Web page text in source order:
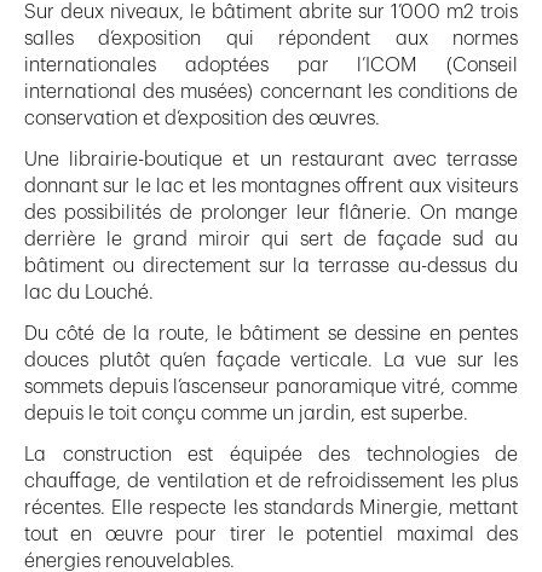
Sur deux niveaux, le bâtiment abrite sur 1’000 m2 trois
salles d’exposition qui répondent aux normes
internationales adoptées par l’ICOM (Conseil
international des musées) concernant les conditions de
conservation et d’exposition des œuvres.
Une librairie-boutique et un restaurant avec terrasse
donnant sur le lac et les montagnes offrent aux visiteurs
des possibilités de prolonger leur flânerie. On mange
derrière le grand miroir qui sert de façade sud au
bâtiment ou directement sur la terrasse au-dessus du
lac du Louché.
Du côté de la route, le bâtiment se dessine en pentes
douces plutôt qu’en façade verticale. La vue sur les
sommets depuis l’ascenseur panoramique vitré, comme
depuis le toit conçu comme un jardin, est superbe.
La construction est équipée des technologies de
chauffage, de ventilation et de refroidissement les plus
récentes. Elle respecte les standards Minergie, mettant
tout en œuvre pour tirer le potentiel maximal des
énergies renouvelables.